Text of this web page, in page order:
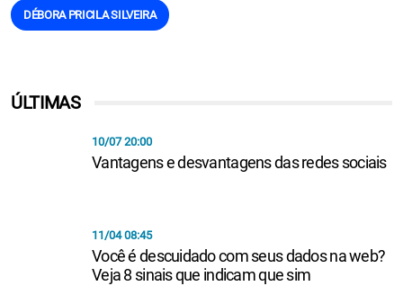
DÉBORA PRICILA SILVEIRA
ÚLTIMAS
10/07 20:00
Vantagens e desvantagens das redes sociais
11/04 08:45
Você é descuidado com seus dados na web?
Veja 8 sinais que indicam que sim